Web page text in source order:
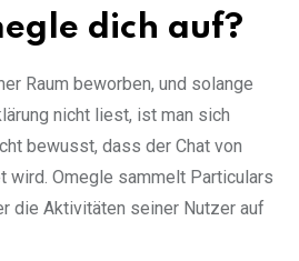
dich auf?
Raum beworben, und solange
nicht liest, ist man sich
bewusst, dass der Chat von
wird. Omegle sammelt Particulars
die Aktivitäten seiner Nutzer auf